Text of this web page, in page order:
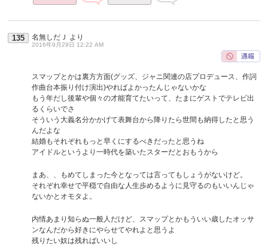
135 名無しだＪ より
2016年9月29日 12:22 AM
スマップとかは裏方方面(グッズ、ジャニ関連の店プロデュース、作詞
作曲台本振り付け演出)やればよかったんじゃないかな
もう年だし後輩や個々の才能育てたいって、たまにゲストでテレビ出
るくらいでさ
そういう大義名分かかげて表舞台から降りたら世間も納得したと思う
んだよな
結婚もそれぞれもっと早くにするべきだったと思うね
アイドルというより一時代を築いたスターだとおもうから
まあ、、もめてしまった今となっては言ってもしょうがないけど。
それぞれ幸せで平穏で自由な人生歩めるように見守るのもいいんじゃ
ないかとオモタよ。
内情あまり知らぬ一般人だけど、スマップとかもういい歳したオッサ
ンなんだから好きにやらせてやれよと思うよ
残りたい奴は残ればいいし